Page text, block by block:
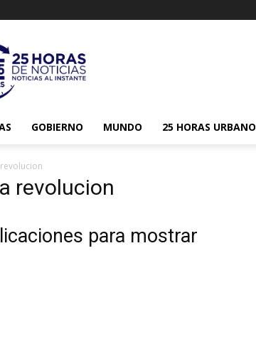
GOBIERNO MUNDO 25 HORAS URBANO
revolucion
para mostrar